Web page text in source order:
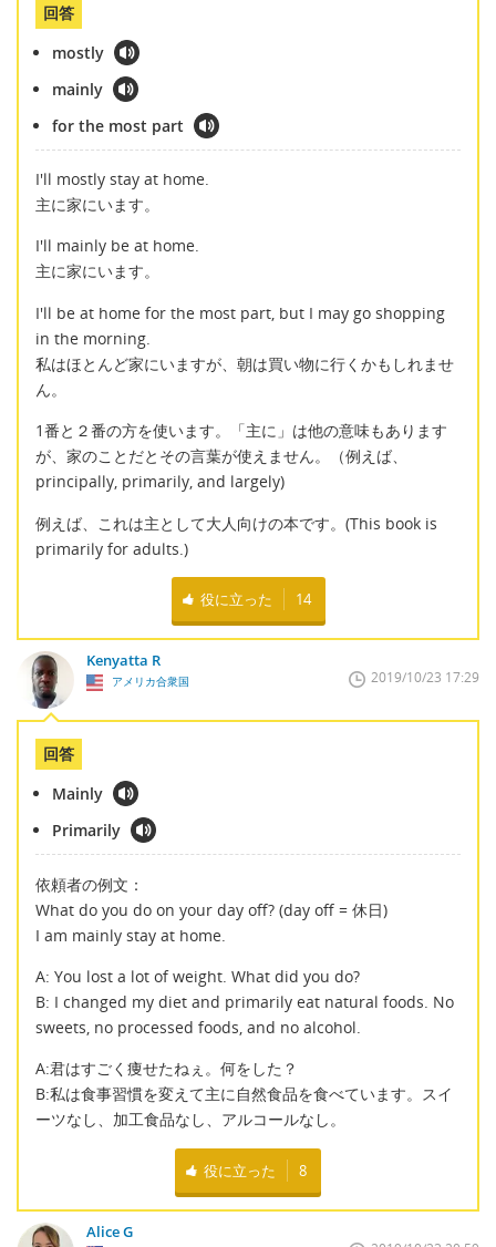
回答
mostly
mainly
for the most part
I'll mostly stay at home.
主に家にいます。
I'll mainly be at home.
主に家にいます。
I'll be at home for the most part, but I may go shopping
in the morning.
私はほとんど家にいますが、朝は買い物に行くかもしれませ
ん。
1番と２番の方を使います。「主に」は他の意味もあります
が、家のことだとその言葉が使えません。（例えば、
principally, primarily, and largely)
例えば、これは主として大人向けの本です。(This book is
primarily for adults.)
役に立った 14
Kenyatta R
アメリカ合衆国 2019/10/23 17:29
回答
Mainly
Primarily
依頼者の例文：
What do you do on your day off? (day off = 休日)
I am mainly stay at home.
A: You lost a lot of weight. What did you do?
B: I changed my diet and primarily eat natural foods. No
sweets, no processed foods, and no alcohol.
A:君はすごく痩せたねぇ。何をした？
B:私は食事習慣を変えて主に自然食品を食べています。スイ
ーツなし、加工食品なし、アルコールなし。
役に立った 8
Alice G